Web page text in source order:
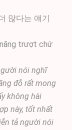
많다는 얘기
năng trượt chứ
nói nghĩ
đỗ rất mong
không hài
này, tốt nhất
tả người nói